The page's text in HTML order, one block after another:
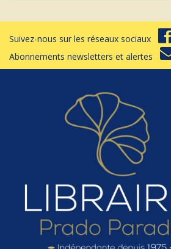
Suivez-nous sur les réseaux sociaux
Abonnements newsletters et alertes